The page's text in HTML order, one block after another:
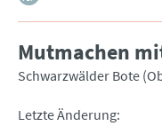
Mutmachen
Schwarzwälder Bote
Letzte Änderung